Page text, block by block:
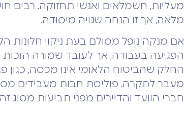
מעליות, חשמלאים ואנשי תחזוקה. רבים
מלאה, אך זו הנחה שגויה מיסודה.
אם מנקה נופל מסולם בעת ניקוי חלונות
הפגיעה בעבודה, אך לעובד שמורה
החלק שהביטוח הלאומי אינו מכסה, כגון
מעבר לתקרה. פוליסת חבות מעבידים
חברי הוועד והדיירים מפני תביעות מסוג